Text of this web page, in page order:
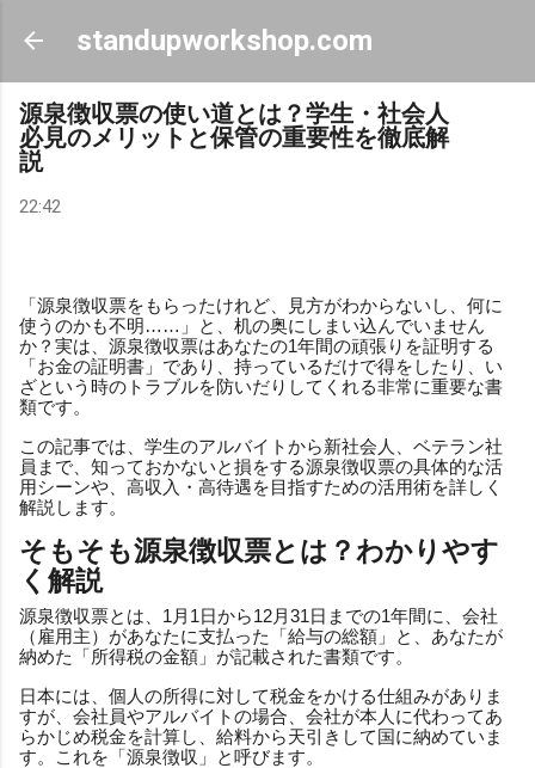
スキップしてメイン コンテンツに移動
standupworkshop.com
源泉徴収票の使い道とは？学生・社会人
必見のメリットと保管の重要性を徹底解
説
22:42
「源泉徴収票をもらったけれど、見方がわからないし、何に
使うのかも不明……」と、机の奥にしまい込んでいません
か？実は、源泉徴収票はあなたの1年間の頑張りを証明する
「お金の証明書」であり、持っているだけで得をしたり、い
ざという時のトラブルを防いだりしてくれる非常に重要な書
類です。
この記事では、学生のアルバイトから新社会人、ベテラン社
員まで、知っておかないと損をする源泉徴収票の具体的な活
用シーンや、高収入・高待遇を目指すための活用術を詳しく
解説します。
そもそも源泉徴収票とは？わかりやす
く解説
源泉徴収票とは、1月1日から12月31日までの1年間に、会社
（雇用主）があなたに支払った「給与の総額」と、あなたが
納めた「所得税の金額」が記載された書類です。
日本には、個人の所得に対して税金をかける仕組みがありま
すが、会社員やアルバイトの場合、会社が本人に代わってあ
らかじめ税金を計算し、給料から天引きして国に納めていま
す。これを「源泉徴収」と呼びます。